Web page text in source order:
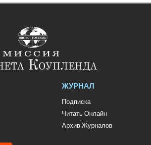
ЖУРНАЛ
Подписка
Читать Онлайн
Архив Журналов